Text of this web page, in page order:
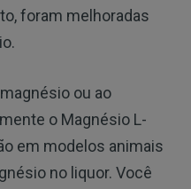
foram melhoradas
ou ao
o Magnésio L-
em modelos animais
no liquor. Você